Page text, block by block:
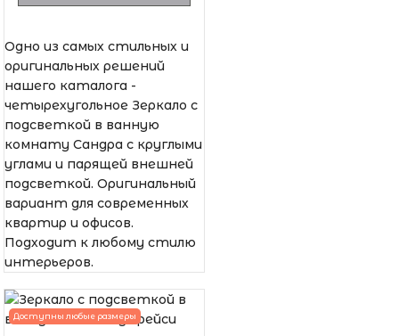
Одно из самых стильных и
оригинальных решений
нашего каталога -
четырехугольное Зеркало с
подсветкой в ванную
комнату Сандра с круглыми
углами и парящей внешней
подсветкой. Оригинальный
вариант для современных
квартир и офисов.
Подходит к любому стилю
интерьеров.
Доступны любые размеры